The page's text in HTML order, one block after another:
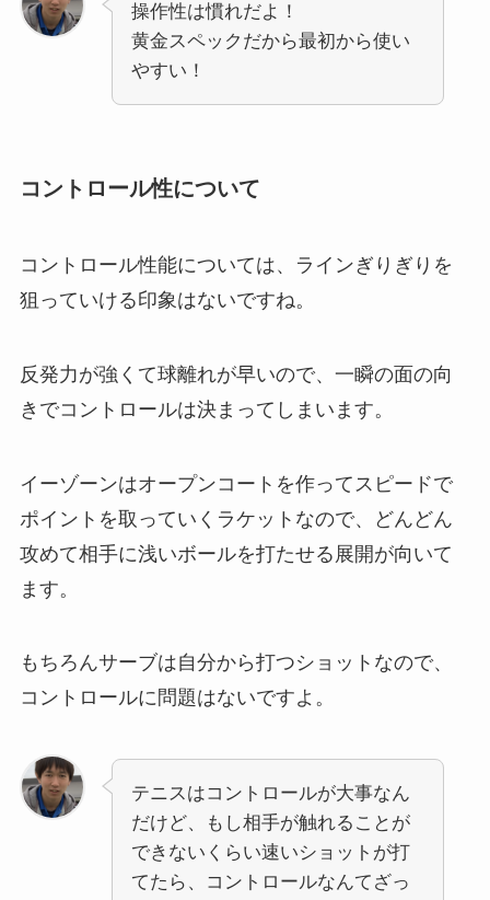
操作性は慣れだよ！
黄金スペックだから最初から使い
やすい！
コントロール性について
コントロール性能については、ラインぎりぎりを
狙っていける印象はないですね。
反発力が強くて球離れが早いので、一瞬の面の向
きでコントロールは決まってしまいます。
イーゾーンはオープンコートを作ってスピードで
ポイントを取っていくラケットなので、どんどん
攻めて相手に浅いボールを打たせる展開が向いて
ます。
もちろんサーブは自分から打つショットなので、
コントロールに問題はないですよ。
テニスはコントロールが大事なん
だけど、もし相手が触れることが
できないくらい速いショットが打
てたら、コントロールなんてざっ